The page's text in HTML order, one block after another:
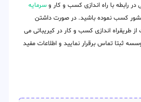
رابطه با راه اندازی کسب و کار و سرمایه
کسب نموده باشید. در صورت داشتن
طریقراه اندازی کسب و کار در کیریباتی می
ثبتا تماس برقرار نمایید و اطلاعات مفید